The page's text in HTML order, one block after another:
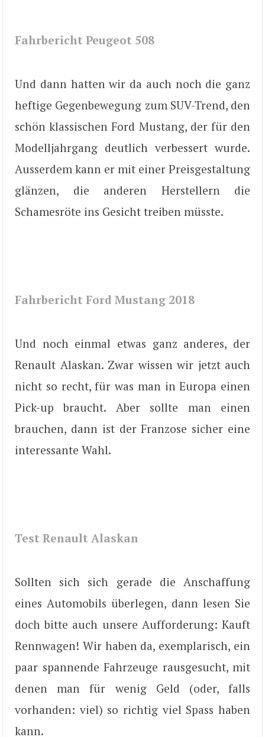
Fahrbericht Peugeot 508
Und dann hatten wir da auch noch die ganz
heftige Gegenbewegung zum SUV-Trend, den
schön klassischen Ford Mustang, der für den
Modelljahrgang deutlich verbessert wurde.
Ausserdem kann er mit einer Preisgestaltung
glänzen, die anderen Herstellern die
Schamesröte ins Gesicht treiben müsste.
Fahrbericht Ford Mustang 2018
Und noch einmal etwas ganz anderes, der
Renault Alaskan. Zwar wissen wir jetzt auch
nicht so recht, für was man in Europa einen
Pick-up braucht. Aber sollte man einen
brauchen, dann ist der Franzose sicher eine
interessante Wahl.
Test Renault Alaskan
Sollten sich sich gerade die Anschaffung
eines Automobils überlegen, dann lesen Sie
doch bitte auch unsere Aufforderung: Kauft
Rennwagen! Wir haben da, exemplarisch, ein
paar spannende Fahrzeuge rausgesucht, mit
denen man für wenig Geld (oder, falls
vorhanden: viel) so richtig viel Spass haben
kann.